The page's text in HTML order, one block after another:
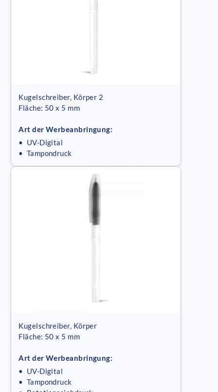
Kugelschreiber, Körper 2
Fläche: 50 x 5 mm
Art der Werbeanbringung:
• UV-Digital
• Tampondruck
Kugelschreiber, Körper
Fläche: 50 x 5 mm
Art der Werbeanbringung:
• UV-Digital
• Tampondruck